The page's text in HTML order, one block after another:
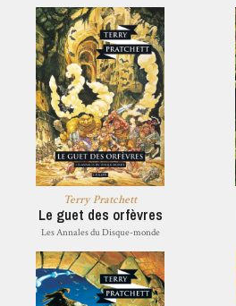
Terry Pratchett
Le guet des orfèvres
Les Annales du Disque-monde